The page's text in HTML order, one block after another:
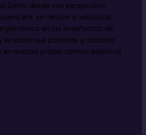
Santo desde una perspectiva
era, sin recurrir a versículos
en las enseñanzas de
en cómo sus palabras y acciones
en nuestro propio camino espiritual.